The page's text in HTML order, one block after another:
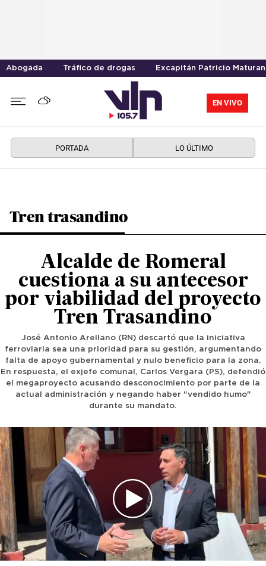
Abogada Tráfico de drogas Excapitán Patricio
EN VIVO
PORTADA LO ÚLTIMO
Tren trasandino
Alcalde de Romeral
cuestiona a su antecesor
por viabilidad del proyecto
Tren Trasandino
José Antonio Arellano (RN) descartó que la iniciativa
ferroviaria sea una prioridad para su gestión, argumentando
falta de apoyo gubernamental y nulo beneficio para la zona.
En respuesta, el exjefe comunal, Carlos Vergara (PS), defendió
el megaproyecto acusando desconocimiento por parte de la
actual administración y negando haber "vendido humo"
durante su mandato.